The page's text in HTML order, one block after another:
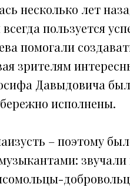
несколько лет
пользуется
помогали
зрителям
Давыдовича
исполнены.
– поэтому